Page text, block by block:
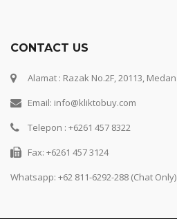
CONTACT US
Alamat : Razak No.2F, 20113, Medan
Email: info@kliktobuy.com
Telepon : +6261 457 8322
Fax: +6261 457 3124
Whatsapp: +62 811-6292-288 (Chat Only)